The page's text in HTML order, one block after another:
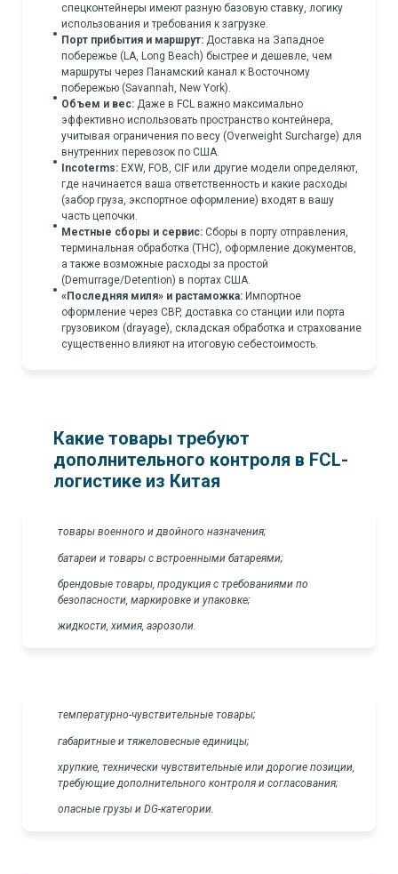
спецконтейнеры имеют разную базовую ставку, логику
использования и требования к загрузке.
Порт прибытия и маршрут: Доставка на Западное
побережье (LA, Long Beach) быстрее и дешевле, чем
маршруты через Панамский канал к Восточному
побережью (Savannah, New York).
Объем и вес: Даже в FCL важно максимально
эффективно использовать пространство контейнера,
учитывая ограничения по весу (Overweight Surcharge) для
внутренних перевозок по США.
Incoterms: EXW, FOB, CIF или другие модели определяют,
где начинается ваша ответственность и какие расходы
(забор груза, экспортное оформление) входят в вашу
часть цепочки.
Местные сборы и сервис: Сборы в порту отправления,
терминальная обработка (THC), оформление документов,
а также возможные расходы за простой
(Demurrage/Detention) в портах США.
«Последняя миля» и растаможка: Импортное
оформление через CBP, доставка со станции или порта
грузовиком (drayage), складская обработка и страхование
существенно влияют на итоговую себестоимость.
Какие товары требуют
дополнительного контроля в FCL-
логистике из Китая
товары военного и двойного назначения;
батареи и товары с встроенными батареями;
брендовые товары, продукция с требованиями по
безопасности, маркировке и упаковке;
жидкости, химия, аэрозоли.
температурно-чувствительные товары;
габаритные и тяжеловесные единицы;
хрупкие, технически чувствительные или дорогие позиции,
требующие дополнительного контроля и согласования;
опасные грузы и DG-категории.